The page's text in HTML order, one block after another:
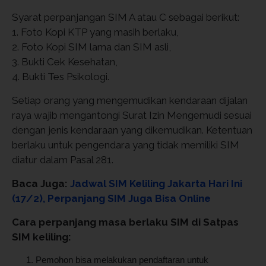
Syarat perpanjangan SIM A atau C sebagai berikut:
1. Foto Kopi KTP yang masih berlaku,
2. Foto Kopi SIM lama dan SIM asli,
3. Bukti Cek Kesehatan,
4. Bukti Tes Psikologi.
Setiap orang yang mengemudikan kendaraan dijalan
raya wajib mengantongi Surat Izin Mengemudi sesuai
dengan jenis kendaraan yang dikemudikan. Ketentuan
berlaku untuk pengendara yang tidak memiliki SIM
diatur dalam Pasal 281.
Baca Juga: Jadwal SIM Keliling Jakarta Hari Ini
(17/2), Perpanjang SIM Juga Bisa Online
Cara perpanjang masa berlaku SIM di Satpas
SIM keliling:
Pemohon bisa melakukan pendaftaran untuk